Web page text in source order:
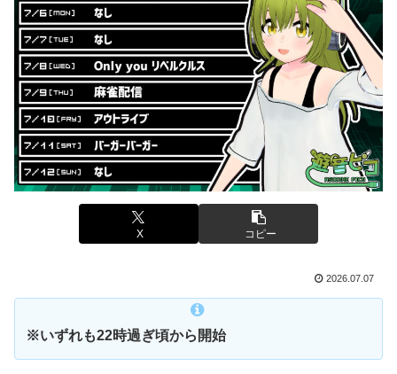
X コピー
2026.07.07
※いずれも22時過ぎ頃から開始